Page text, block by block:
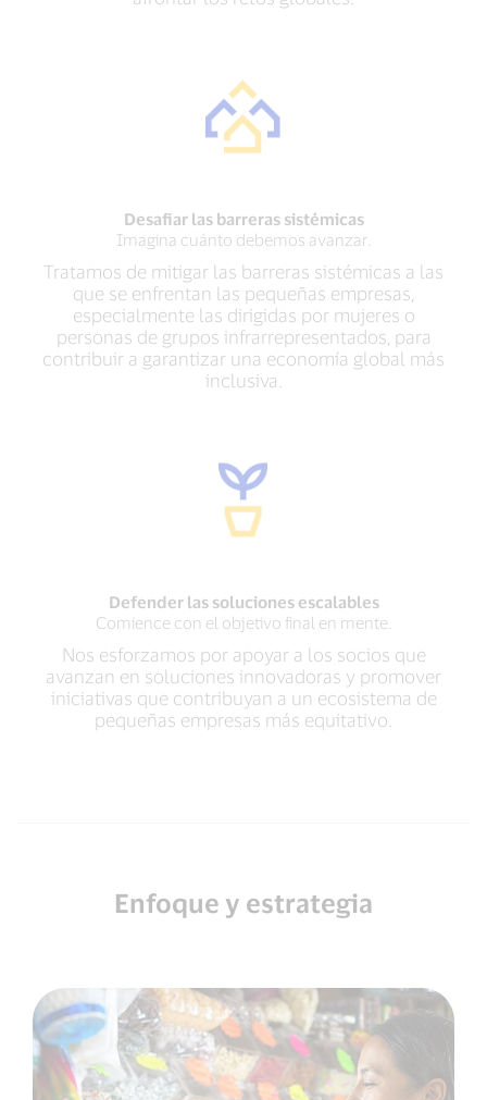
Desafiar las barreras sistémicas
Imagina cuánto debemos avanzar.
Tratamos de mitigar las barreras sistémicas a las
que se enfrentan las pequeñas empresas,
especialmente las dirigidas por mujeres o
personas de grupos infrarrepresentados, para
contribuir a garantizar una economía global más
inclusiva.
Defender las soluciones escalables
Comience con el objetivo final en mente.
Nos esforzamos por apoyar a los socios que
avanzan en soluciones innovadoras y promover
iniciativas que contribuyan a un ecosistema de
pequeñas empresas más equitativo.
Enfoque y estrategia